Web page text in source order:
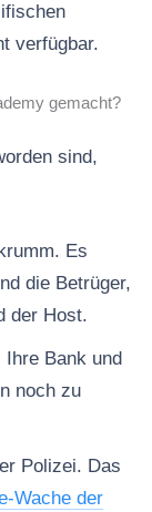
verfügbar.
gemacht?
sind,
Es
die Betrüger,
der Host.
Ihre Bank und
noch zu
Polizei. Das
Wache der